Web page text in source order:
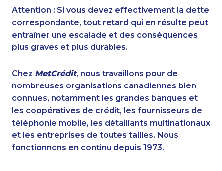
Attention : Si vous devez effectivement la dette
correspondante, tout retard qui en résulte peut
entraîner une escalade et des conséquences
plus graves et plus durables.
Chez MetCrédit, nous travaillons pour de
nombreuses organisations canadiennes bien
connues, notamment les grandes banques et
les coopératives de crédit, les fournisseurs de
téléphonie mobile, les détaillants multinationaux
et les entreprises de toutes tailles. Nous
fonctionnons en continu depuis 1973.